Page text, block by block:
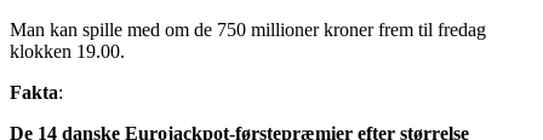
Man kan spille med om de 750 millioner kroner frem til fredag
klokken 19.00.
Fakta:
De 14 danske Eurojackpot-førstepræmier efter størrelse